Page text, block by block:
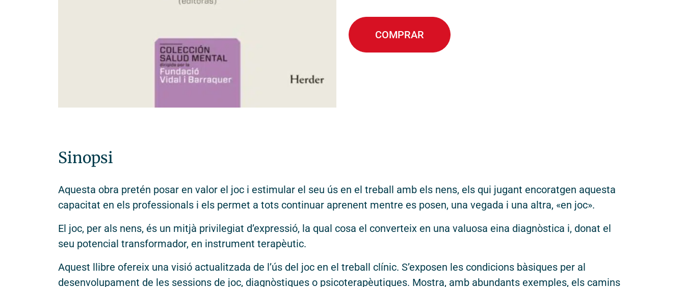
COMPRAR
Sinopsi
Aquesta obra pretén posar en valor el joc i estimular el seu ús en el treball amb els nens, els qui jugant encoratgen aquesta
capacitat en els professionals i els permet a tots continuar aprenent mentre es posen, una vegada i una altra, «en joc».
El joc, per als nens, és un mitjà privilegiat d’expressió, la qual cosa el converteix en una valuosa eina diagnòstica i, donat el
seu potencial transformador, en instrument terapèutic.
Aquest llibre ofereix una visió actualitzada de l’ús del joc en el treball clínic. S’exposen les condicions bàsiques per al
desenvolupament de les sessions de joc, diagnòstiques o psicoterapèutiques. Mostra, amb abundants exemples, els camins